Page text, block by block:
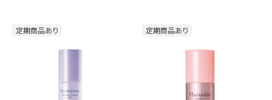
定期商品あり 定期商品あり